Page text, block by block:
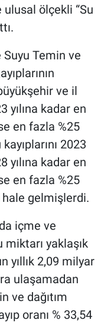
ulusal ölçekli “Su
Suyu Temin ve
ve il
yılına kadar en
en fazla %25
2023
yılına kadar en
en fazla %25
gelmişlerdi.
içme ve
yaklaşık
yıllık 2,09 milyar
ulaşamadan
ve dağıtım
oranı % 33,54